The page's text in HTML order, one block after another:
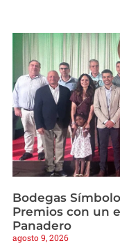
Bodegas
Premios con un
Panadero
agosto 9, 2026